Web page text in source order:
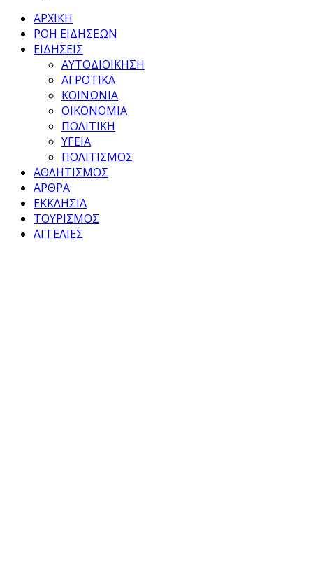
ΑΡΧΙΚΗ
ΡΟΗ ΕΙΔΗΣΕΩΝ
ΕΙΔΗΣΕΙΣ
ΑΥΤΟΔΙΟΙΚΗΣΗ
ΑΓΡΟΤΙΚΑ
ΚΟΙΝΩΝΙΑ
ΟΙΚΟΝΟΜΙΑ
ΠΟΛΙΤΙΚΗ
ΥΓΕΙΑ
ΠΟΛΙΤΙΣΜΟΣ
ΑΘΛΗΤΙΣΜΟΣ
ΑΡΘΡΑ
ΕΚΚΛΗΣΙΑ
ΤΟΥΡΙΣΜΟΣ
ΑΓΓΕΛΙΕΣ